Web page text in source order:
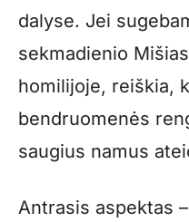
dalyse. Jei
sekmadienio
homilijoje, reiškia,
bendruomenės
saugius namus
Antrasis aspektas